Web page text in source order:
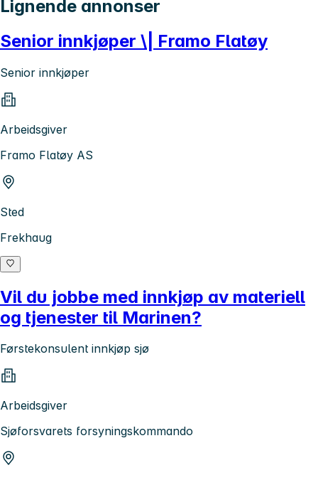
Lignende annonser
Senior innkjøper \| Framo Flatøy
Senior innkjøper
Arbeidsgiver
Framo Flatøy AS
Sted
Frekhaug
Vil du jobbe med innkjøp av materiell
og tjenester til Marinen?
Førstekonsulent innkjøp sjø
Arbeidsgiver
Sjøforsvarets forsyningskommando